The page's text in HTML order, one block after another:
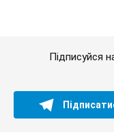
Підписуйся